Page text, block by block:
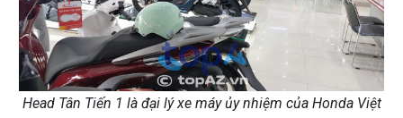
Head Tân Tiến 1 là đại lý xe máy ủy nhiệm của Honda Việt